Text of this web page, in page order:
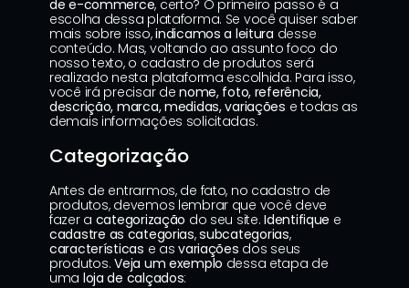
de e-commerce, certo? O primeiro passo é a
escolha dessa plataforma. Se você quiser saber
mais sobre isso, indicamos a leitura desse
conteúdo. Mas, voltando ao assunto foco do
nosso texto, o cadastro de produtos será
realizado nesta plataforma escolhida. Para isso,
você irá precisar de nome, foto, referência,
descrição, marca, medidas, variações e todas as
demais informações solicitadas.
Categorização
Antes de entrarmos, de fato, no cadastro de
produtos, devemos lembrar que você deve
fazer a categorização do seu site. Identifique
cadastre as categorias, subcategorias,
características e as variações dos seus
produtos. Veja um exemplo dessa etapa de
uma loja de calçados: